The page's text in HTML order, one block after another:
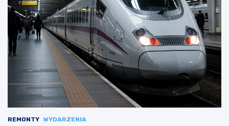
REMONTY WYDARZENIA